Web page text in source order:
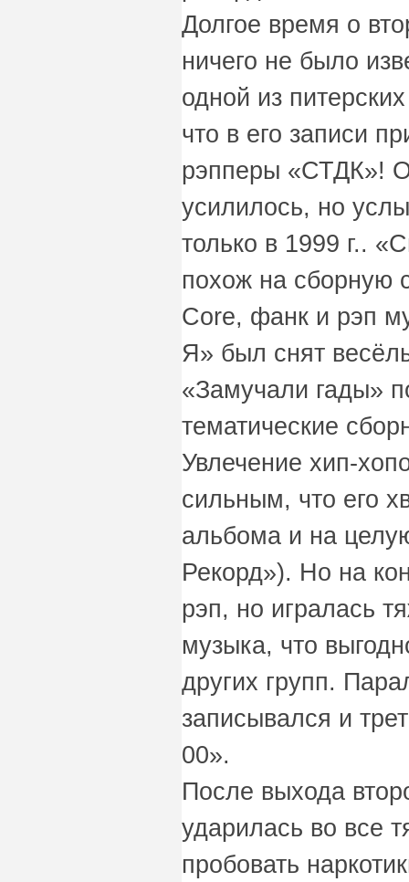
Долгое время о
ничего не было
одной из
что в его записи
рэпперы «СТДК»!
усилилось, но
только в 1999 г..
похож на сборную
Core, фанк и рэп
Я» был снят
«Замучали гады»
тематические
Увлечение хип-
сильным, что его
альбома и на
Рекорд»). Но на
рэп, но игралась
музыка, что
других групп.
записывался и
00».
После выхода
ударилась во все
пробовать